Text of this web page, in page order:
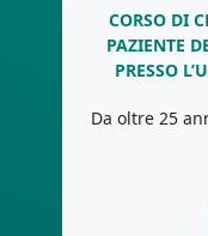
CORSO DI
PAZIENTE
PRESSO